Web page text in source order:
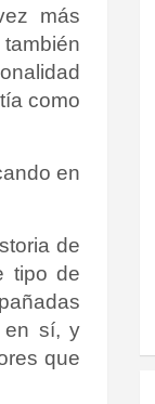
más
como
en
de
tipo de
en sí, y
que